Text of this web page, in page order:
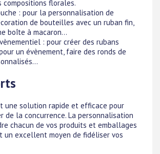
compositions florales.
: pour la personnalisation de
de bouteilles avec un ruban fin,
boîte à macaron...
: pour créer des rubans
un évènement, faire des ronds de
une solution rapide et efficace pour
de la concurrence. La personnalisation
chacun de vos produits et emballages
un excellent moyen de fidéliser vos